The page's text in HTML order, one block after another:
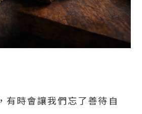
有時會讓我們忘了善待自